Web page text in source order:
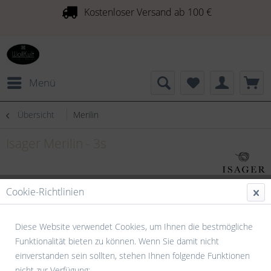
Kostenloser Versand ab 100 €
Menü
Übersicht Merilin
Cookie-Richtlinien
Diese Website verwendet Cookies, um Ihnen die bestmögliche
Funktionalität bieten zu können. Wenn Sie damit nicht
einverstanden sein sollten, stehen Ihnen folgende Funktionen